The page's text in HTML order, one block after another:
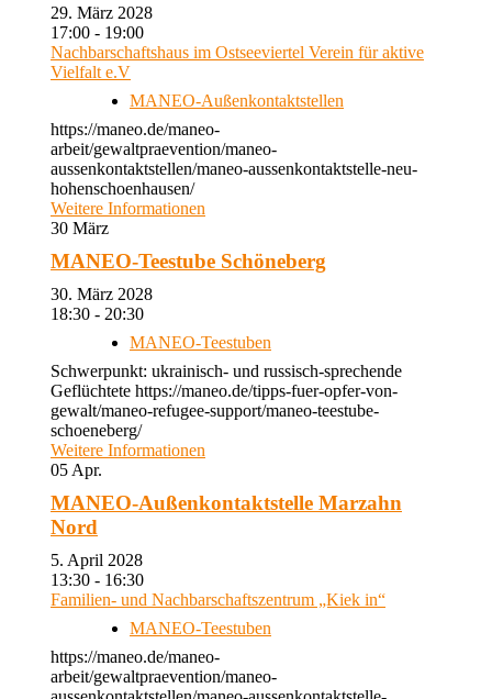
29. März 2028
17:00 - 19:00
Nachbarschaftshaus im Ostseeviertel Verein für aktive
Vielfalt e.V
MANEO-Außenkontaktstellen
https://maneo.de/maneo-
arbeit/gewaltpraevention/maneo-
aussenkontaktstellen/maneo-aussenkontaktstelle-neu-
hohenschoenhausen/
Weitere Informationen
30 März
MANEO-Teestube Schöneberg
30. März 2028
18:30 - 20:30
MANEO-Teestuben
Schwerpunkt: ukrainisch- und russisch-sprechende
Geflüchtete https://maneo.de/tipps-fuer-opfer-von-
gewalt/maneo-refugee-support/maneo-teestube-
schoeneberg/
Weitere Informationen
05 Apr.
MANEO-Außenkontaktstelle Marzahn
Nord
5. April 2028
13:30 - 16:30
Familien- und Nachbarschaftszentrum „Kiek in“
MANEO-Teestuben
https://maneo.de/maneo-
arbeit/gewaltpraevention/maneo-